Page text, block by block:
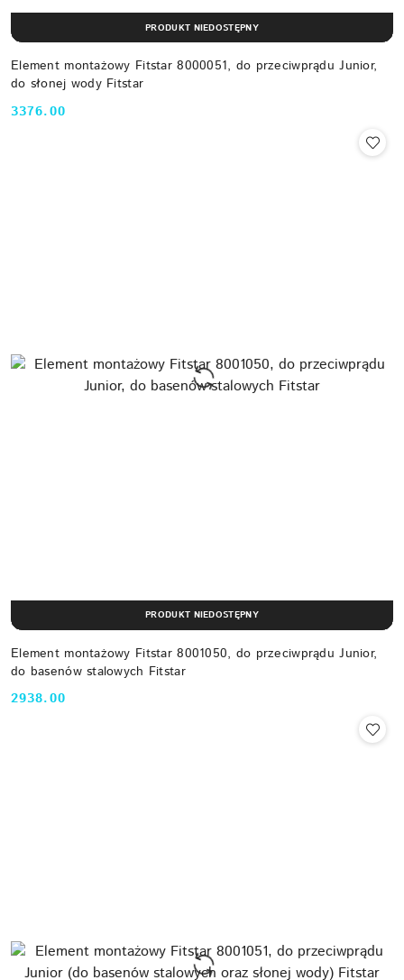
Element montażowy Fitstar 8000051, do przeciwprądu Junior,
do słonej wody Fitstar
Cena:
3376.00
PRODUKT NIEDOSTĘPNY
Element montażowy Fitstar 8001050, do przeciwprądu Junior,
do basenów stalowych Fitstar
Cena:
2938.00
PRODUKT NIEDOSTĘPNY